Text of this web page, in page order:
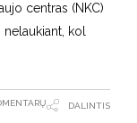
centras (NKC)
kol
DALINTIS